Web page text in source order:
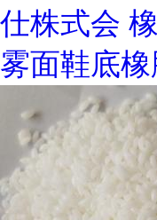
仕株式会
雾面鞋底橡